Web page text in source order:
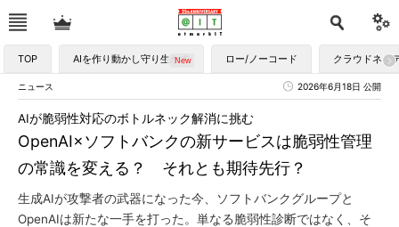
TOP AIを作り動かし守り生かす ロー/ノーコード クラウドネイ
ニュース 2026年6月18日 公開
OpenAI×ソフトバンクの新サービスは脆弱性管理
の常識を変える？ それとも期待先行？
AIが脆弱性対応のボトルネック解消に挑む
生成AIが攻撃者の武器になった今、ソフトバンクグループと
OpenAIは新たな一手を打った。単なる脆弱性診断ではなく、そ